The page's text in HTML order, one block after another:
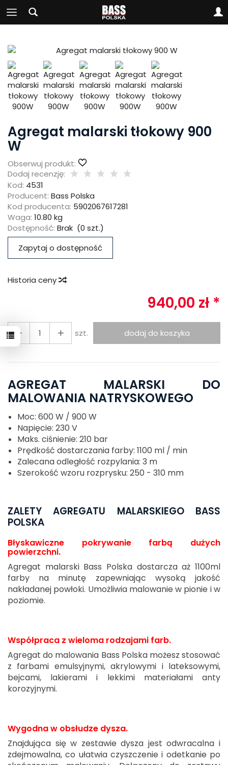
Agregat malarski tłokowy 900
W
Obserwuj produkt:
Dodaj recenzję:
Kod: 4531
Producent: Bass Polska
Kod producenta: 5902067617281
Waga: 10.80 kg
Dostępność: Brak (0 szt.)
Zapytaj o dostępność
Historia ceny
940,00 zł *
szt. dodaj do koszyka
AGREGAT MALARSKI DO
MALOWANIA NATRYSKOWEGO
Moc: 600 W / 900 W
Napięcie: 230 V
Maks. ciśnienie: 210 bar
Prędkość dostarczania farby: 1100 ml / min
Zalecana odległość rozpylania: 3 m
Szerokość wzoru rozprysku: 250 - 310 mm
ZALETY AGREGATU MALARSKIEGO BASS
POLSKA
Błyskawiczne pokrywanie farbą dużych
powierzchni.
Agregat malarski Bass Polska dostarcza aż 1100ml
farby na minutę zapewniając wysoką jakość
nakładanej powłoki. Umożliwia malowanie w pionie i w
poziomie.
Współpraca z wieloma rodzajami farb.
Agregat do malowania Bass Polska możesz stosować
z farbami emulsyjnymi, akrylowymi i lateksowymi,
bejcami, lakierami i lekkimi materiałami anty
korozyjnymi.
Wygodna w obsłudze dysza.
Znajdująca się w zestawie dysza jest odwracalna i
zdejmowalna, co ułatwia czyszczenie i odetkanie po